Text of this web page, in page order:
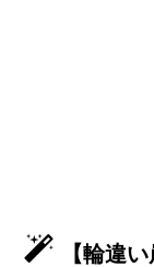
【輪違